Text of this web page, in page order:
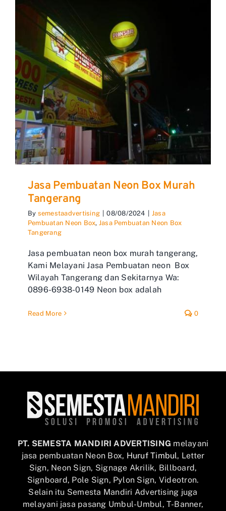
Jasa Pembuatan Neon Box Murah
Tangerang
By semestaadvertising 08/08/2024
Jasa
Pembuatan Neon Box, Jasa Pembuatan Neon Box
Tangerang
Jasa pembuatan neon box murah tangerang,
Kami Melayani Jasa Pembuatan neon Box
Wilayah Tangerang dan Sekitarnya Wa:
0896-6938-0149 Neon box adalah
Read More 0
PT. SEMESTA MANDIRI ADVERTISING melayani
jasa pembuatan Neon Box, Huruf Timbul, Letter
Sign, Neon Sign, Signage Akrilik, Billboard,
Signboard, Pole Sign, Pylon Sign, Videotron.
Selain itu Semesta Mandiri Advertising juga
melayani jasa pasang Umbul-Umbul, T-Banner,